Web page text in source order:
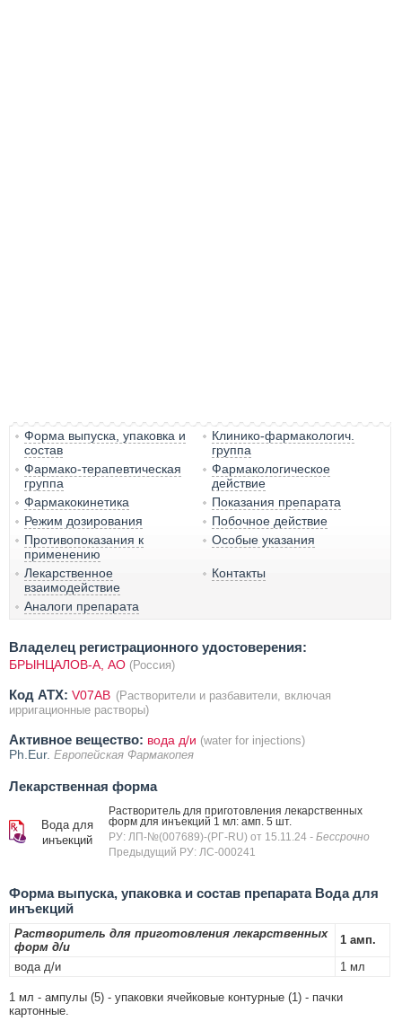
Форма выпуска, упаковка и
состав
Клинико-фармакологич.
группа
Фармако-терапевтическая
группа
Фармакологическое
действие
Фармакокинетика
Показания препарата
Режим дозирования
Побочное действие
Противопоказания к
применению
Особые указания
Лекарственное
взаимодействие
Контакты
Аналоги препарата
Владелец регистрационного удостоверения:
БРЫНЦАЛОВ-А, АО (Россия)
Код ATX: V07AB (Растворители и разбавители, включая
ирригационные растворы)
Активное вещество: вода д/и (water for injections)
Ph.Eur. Европейская Фармакопея
Лекарственная форма
Вода для
инъекций
Растворитель для приготовления лекарственных
форм для инъекций 1 мл: амп. 5 шт.
РУ: ЛП-№(007689)-(РГ-RU) от 15.11.24 - Бессрочно
Предыдущий РУ: ЛС-000241
Форма выпуска, упаковка и состав препарата Вода для
инъекций
Растворитель для приготовления лекарственных
форм д/и
1 амп.
вода д/и
1 мл
1 мл - ампулы (5) - упаковки ячейковые контурные (1) - пачки
картонные.